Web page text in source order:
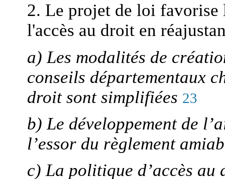
2. Le projet de loi favorise
l'accès au droit en
a) Les modalités de
conseils départementaux
droit sont simplifiées 23
b) Le développement de
l’essor du règlement
c) La politique d’accès au